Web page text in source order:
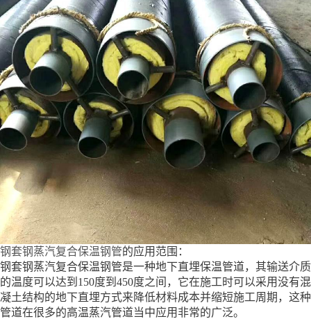
钢套钢蒸汽复合保温钢管的应用范围：
钢套钢蒸汽复合保温钢管是一种地下直埋保温管道，其输送介质
的温度可以达到150度到450度之间，它在施工时可以采用没有混
凝土结构的地下直埋方式来降低材料成本并缩短施工周期，这种
管道在很多的高温蒸汽管道当中应用非常的广泛。